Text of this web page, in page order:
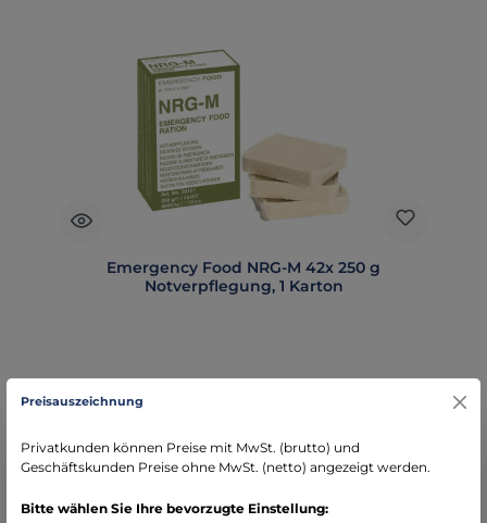
Emergency Food NRG-M 42x 250 g
Notverpflegung, 1 Karton
Preisauszeichnung
Privatkunden können Preise mit MwSt. (brutto) und
Geschäftskunden Preise ohne MwSt. (netto) angezeigt werden.
Bitte wählen Sie Ihre bevorzugte Einstellung: